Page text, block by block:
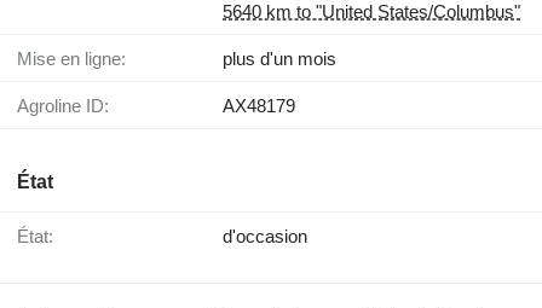
5640 km to "United States/Columbus"
Mise en ligne: plus d'un mois
Agroline ID: AX48179
État
État: d'occasion